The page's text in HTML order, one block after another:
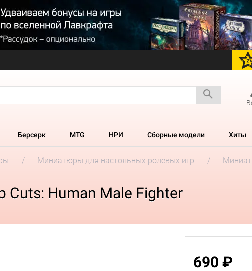
Берсерк MTG НРИ Сборные модели Хиты
Миниатюры для настольных ролевых игр
Human Male Fighter
690 ₽